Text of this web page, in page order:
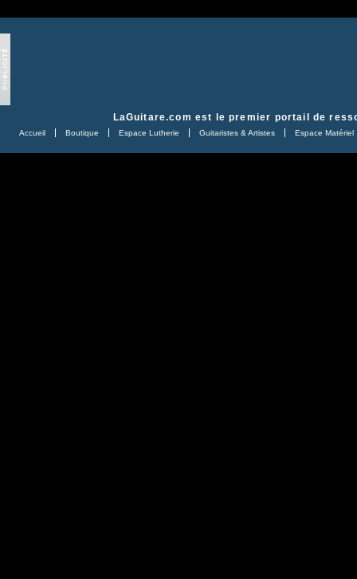
LaGuitare.com est le premier portail de
Accueil Boutique Espace Lutherie Guitaristes & Artistes Espace Matériel